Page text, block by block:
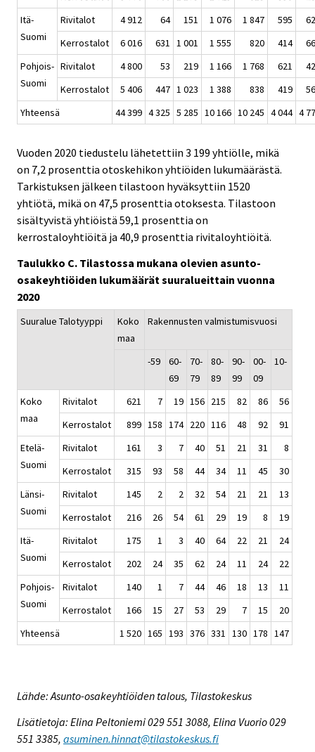
Itä-
Suomi
Rivitalot 4 912 64 151 1 076 1 847 595
Kerrostalot
6 016 631 1 001 1 555 820 414
Pohjois-
Suomi
Rivitalot 4 800 53 219 1 166 1 768 621
Kerrostalot
5 406 447 1 023 1 388 838 419
Yhteensä
44 399 4 325 5 285 10 166 10 245 4 044 4
Vuoden 2020 tiedustelu lähetettiin 3 199 yhtiölle, mikä
on 7,2 prosenttia otoskehikon yhtiöiden lukumäärästä.
Tarkistuksen jälkeen tilastoon hyväksyttiin 1520
yhtiötä, mikä on 47,5 prosenttia otoksesta. Tilastoon
sisältyvistä yhtiöistä 59,1 prosenttia on
kerrostaloyhtiöitä ja 40,9 prosenttia rivitaloyhtiöitä.
Taulukko C. Tilastossa mukana olevien asunto-
osakeyhtiöiden lukumäärät suuralueittain vuonna
2020
Suuralue Talotyyppi
Koko
maa
Rakennusten valmistumisvuosi
-59
60-
69
70-
79
80-
89
90-
99
00-
09
10-
Koko
maa
Rivitalot 621 7 19 156 215 82 86
56
Kerrostalot
899 158 174 220 116 48 92
91
Etelä-
Suomi
Rivitalot 161 3 7 40 51 21 31
8
Kerrostalot
315 93 58 44 34 11 45
30
Länsi-
Suomi
Rivitalot 145 2 2 32 54 21 21
13
Kerrostalot
216 26 54 61 29 19 8
19
Itä-
Suomi
Rivitalot 175 1 3 40 64 22 21
24
Kerrostalot
202 24 35 62 24 11 24
22
Pohjois-
Suomi
Rivitalot 140 1 7 44 46 18 13
11
Kerrostalot
166 15 27 53 29 7 15
20
Yhteensä
1 520 165 193 376 331 130 178 147
Lähde: Asunto-osakeyhtiöiden talous, Tilastokeskus
Lisätietoja: Elina Peltoniemi 029 551 3088, Elina Vuorio 029
551 3385, asuminen.hinnat@tilastokeskus.fi